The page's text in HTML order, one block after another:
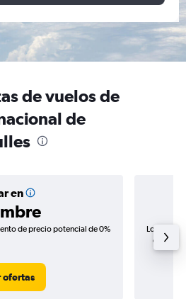
de vuelos de
de
en
de precio potencial de 0%
ofertas
Los
de